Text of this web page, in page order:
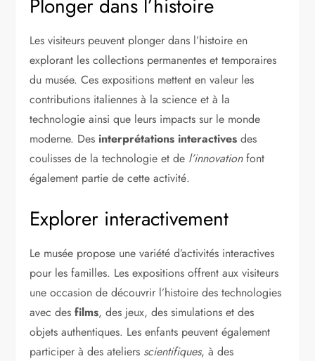
Plonger dans l’histoire
Les visiteurs peuvent plonger dans l’histoire en
explorant les collections permanentes et temporaires
du musée. Ces expositions mettent en valeur les
contributions italiennes à la science et à la
technologie ainsi que leurs impacts sur le monde
moderne. Des interprétations interactives des
coulisses de la technologie et de l’innovationfont
également partie de cette activité.
Explorer interactivement
Le musée propose une variété d’activités interactives
pour les familles. Les expositions offrent aux visiteurs
une occasion de découvrir l’histoire des technologies
avec desfilms, des jeux, des simulations et des
objets authentiques. Les enfants peuvent également
participer à des ateliers scientifiques, à des